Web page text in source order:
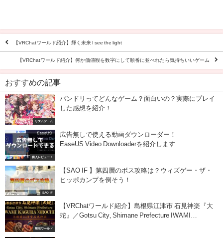
【VRChatワールド紹介】輝く未来 I see the light
【VRChatワールド紹介】何か価値観を数字にして順番に並べれたら気持ちいいゲーム
おすすめの記事
リズムゲーム
バンドリってどんなゲーム？面白いの？実際にプレイ
した感想を紹介！
購入レビュー！
広告無しで使える動画ダウンローダー！
EaseUS Video Downloaderを紹介します
SAO IF
【SAO IF 】第四層のボス攻略は？ウィズゲー・ザ・
ヒッポカンプを倒そう！
展示ワールド
【VRChatワールド紹介】島根県江津市 石見神楽『大
蛇』／Gotsu City‚ Shimane Prefecture IWAMI